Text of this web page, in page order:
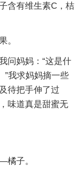
含有维生素C，桔
。
问妈妈：“这是什
”我求妈妈摘一些
待把手伸了过
味道真是甜蜜无
子。